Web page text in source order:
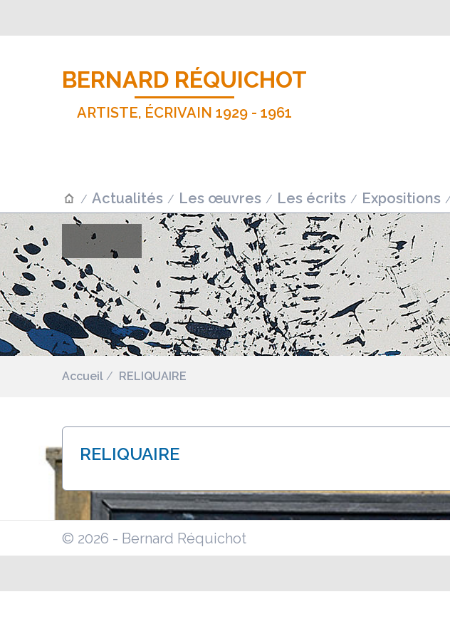
BERNARD RÉQUICHOT
ARTISTE, ÉCRIVAIN 1929 - 1961
Actualités Les œuvres Les écrits Expositions
Accueil RELIQUAIRE
RELIQUAIRE
© 2026 - Bernard Réquichot